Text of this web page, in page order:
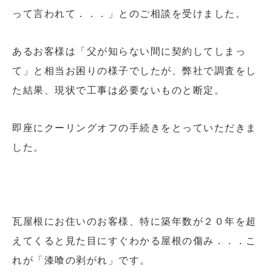
って言われて．．．」とのご相談を受けました。
あるお客様は「父が知らない間に契約してしまっ
て」と相当お困りの様子でしたが、弊社で調査をし
た結果、現状で工事は必要ないものと断定。
即座にクーリングオフの手続きをとっていただきま
した。
瓦屋根にお住いのお客様、特に築年数が２０年を超
えてくると見た目にすぐわかる屋根の傷み．．．こ
れが「漆喰の剥がれ」です。